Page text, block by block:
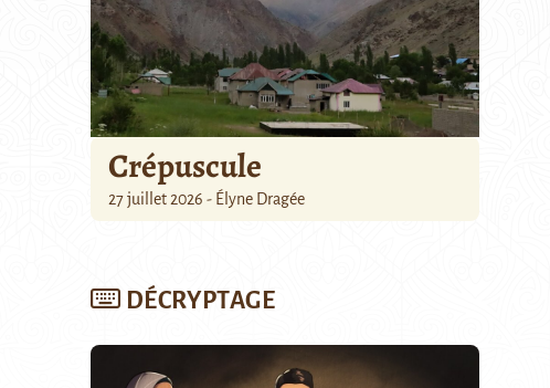
Crépuscule
27 juillet 2026 - Élyne Dragée
DÉCRYPTAGE